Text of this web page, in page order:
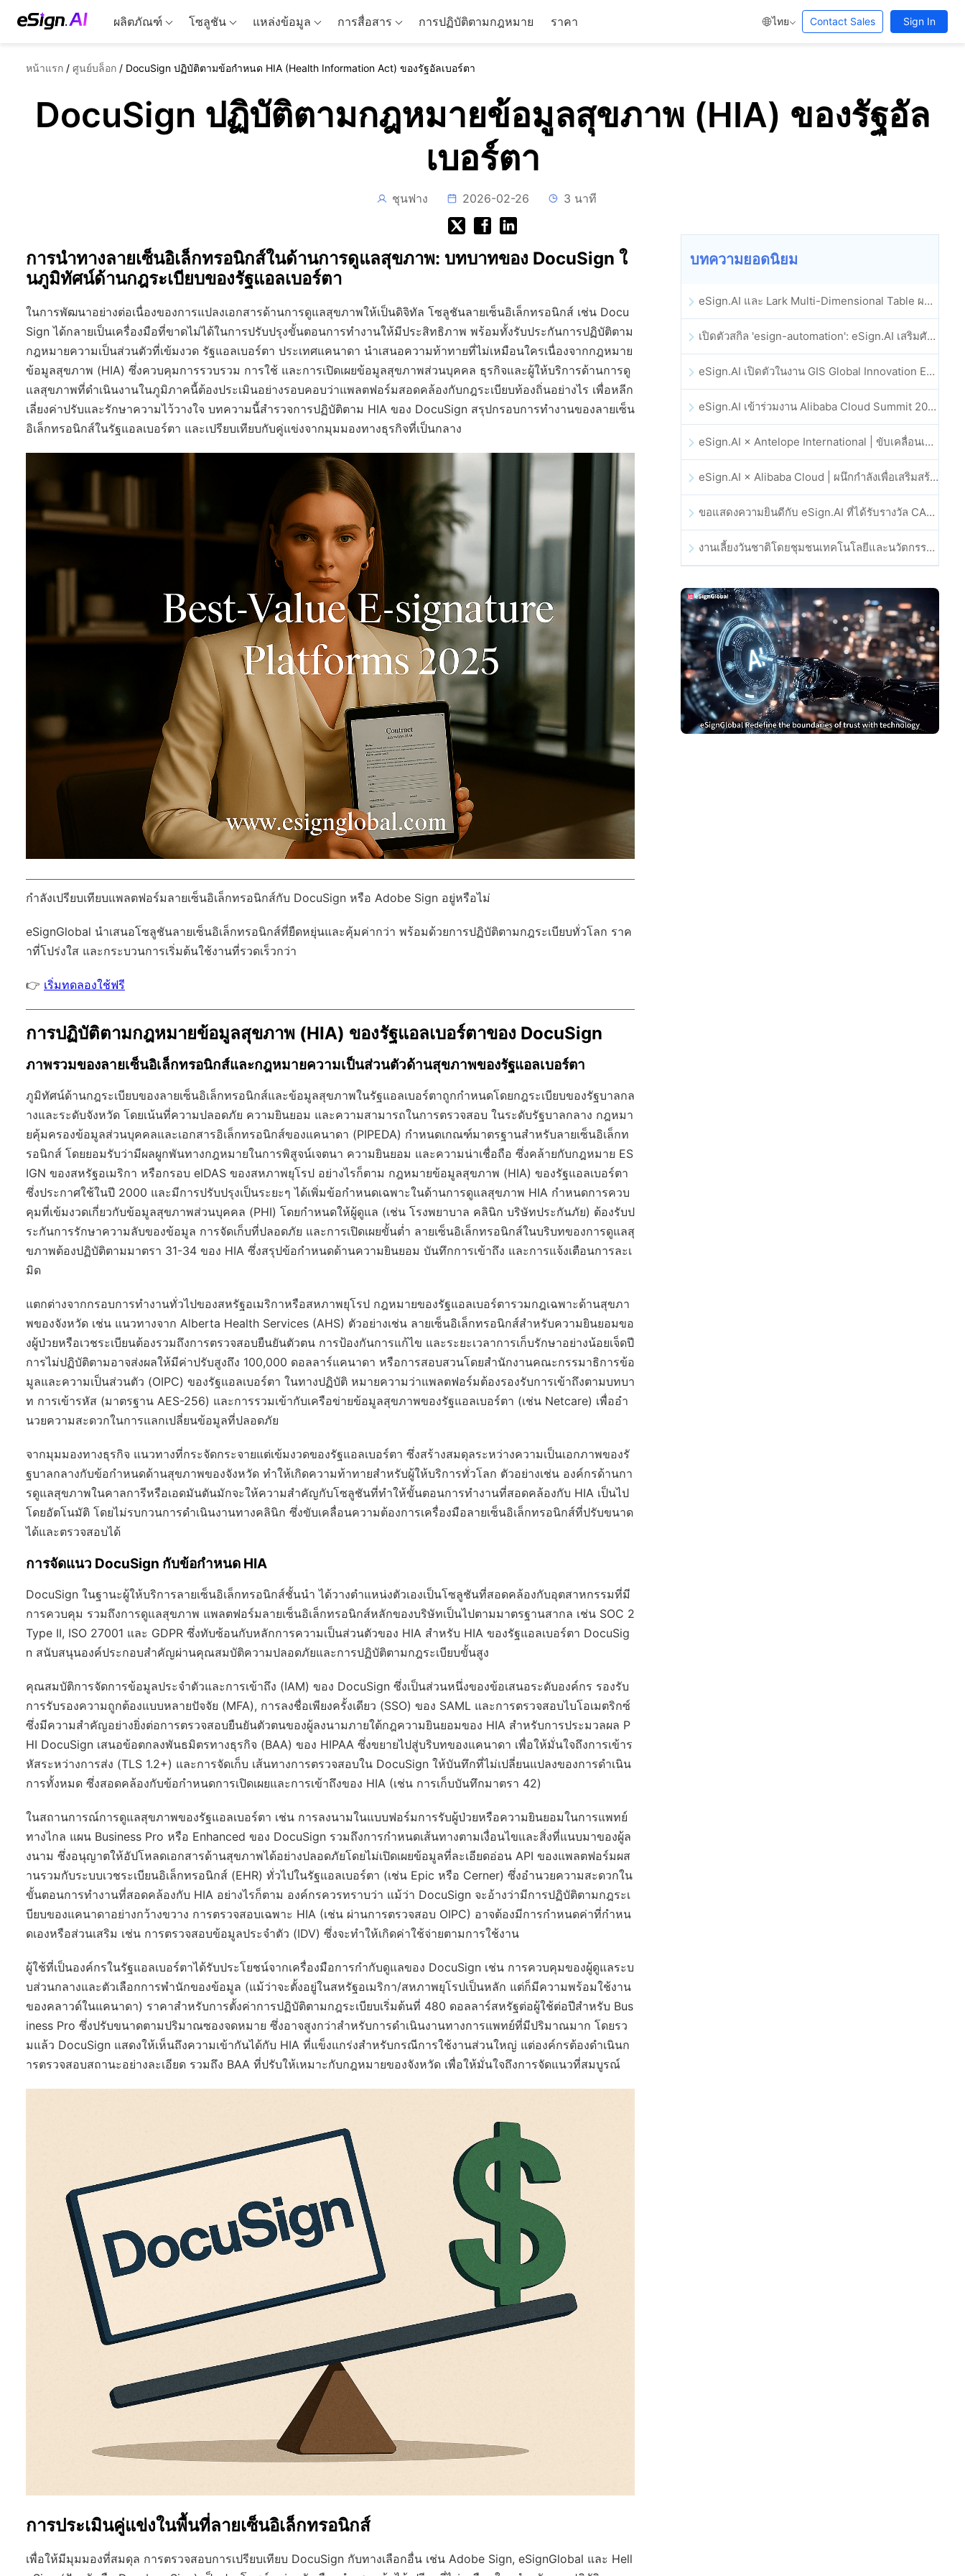
ผลิตภัณฑ์ โซลูชัน แหล่งข้อมูล การสื่อสาร การปฏิบัติตามกฎหมาย ราคา ไทย Contact Sales Sign In
หน้าแรก / ศูนย์บล็อก / DocuSign ปฏิบัติตามข้อกำหนด HIA (Health Information Act) ของรัฐอัลเบอร์ตา
DocuSign ปฏิบัติตามกฎหมายข้อมูลสุขภาพ (HIA) ของรัฐอัล
เบอร์ตา
ชุนฟาง 2026-02-26 3 นาที
การนำทางลายเซ็นอิเล็กทรอนิกส์ในด้านการดูแลสุขภาพ: บทบาทของ DocuSign ใ
นภูมิทัศน์ด้านกฎระเบียบของรัฐแอลเบอร์ตา
ในการพัฒนาอย่างต่อเนื่องของการแปลงเอกสารด้านการดูแลสุขภาพให้เป็นดิจิทัล โซลูชันลายเซ็นอิเล็กทรอนิกส์ เช่น Docu
Sign ได้กลายเป็นเครื่องมือที่ขาดไม่ได้ในการปรับปรุงขั้นตอนการทำงานให้มีประสิทธิภาพ พร้อมทั้งรับประกันการปฏิบัติตาม
กฎหมายความเป็นส่วนตัวที่เข้มงวด รัฐแอลเบอร์ตา ประเทศแคนาดา นำเสนอความท้าทายที่ไม่เหมือนใครเนื่องจากกฎหมาย
ข้อมูลสุขภาพ (HIA) ซึ่งควบคุมการรวบรวม การใช้ และการเปิดเผยข้อมูลสุขภาพส่วนบุคคล ธุรกิจและผู้ให้บริการด้านการดู
แลสุขภาพที่ดำเนินงานในภูมิภาคนี้ต้องประเมินอย่างรอบคอบว่าแพลตฟอร์มสอดคล้องกับกฎระเบียบท้องถิ่นอย่างไร เพื่อหลีก
เลี่ยงค่าปรับและรักษาความไว้วางใจ บทความนี้สำรวจการปฏิบัติตาม HIA ของ DocuSign สรุปกรอบการทำงานของลายเซ็น
อิเล็กทรอนิกส์ในรัฐแอลเบอร์ตา และเปรียบเทียบกับคู่แข่งจากมุมมองทางธุรกิจที่เป็นกลาง
กำลังเปรียบเทียบแพลตฟอร์มลายเซ็นอิเล็กทรอนิกส์กับ DocuSign หรือ Adobe Sign อยู่หรือไม่
eSignGlobal นำเสนอโซลูชันลายเซ็นอิเล็กทรอนิกส์ที่ยืดหยุ่นและคุ้มค่ากว่า พร้อมด้วยการปฏิบัติตามกฎระเบียบทั่วโลก ราค
าที่โปร่งใส และกระบวนการเริ่มต้นใช้งานที่รวดเร็วกว่า
👉 เริ่มทดลองใช้ฟรี
การปฏิบัติตามกฎหมายข้อมูลสุขภาพ (HIA) ของรัฐแอลเบอร์ตาของ DocuSign
ภาพรวมของลายเซ็นอิเล็กทรอนิกส์และกฎหมายความเป็นส่วนตัวด้านสุขภาพของรัฐแอลเบอร์ตา
ภูมิทัศน์ด้านกฎระเบียบของลายเซ็นอิเล็กทรอนิกส์และข้อมูลสุขภาพในรัฐแอลเบอร์ตาถูกกำหนดโดยกฎระเบียบของรัฐบาลกล
างและระดับจังหวัด โดยเน้นที่ความปลอดภัย ความยินยอม และความสามารถในการตรวจสอบ ในระดับรัฐบาลกลาง กฎหมา
ยคุ้มครองข้อมูลส่วนบุคคลและเอกสารอิเล็กทรอนิกส์ของแคนาดา (PIPEDA) กำหนดเกณฑ์มาตรฐานสำหรับลายเซ็นอิเล็กท
รอนิกส์ โดยยอมรับว่ามีผลผูกพันทางกฎหมายในการพิสูจน์เจตนา ความยินยอม และความน่าเชื่อถือ ซึ่งคล้ายกับกฎหมาย ES
IGN ของสหรัฐอเมริกา หรือกรอบ eIDAS ของสหภาพยุโรป อย่างไรก็ตาม กฎหมายข้อมูลสุขภาพ (HIA) ของรัฐแอลเบอร์ตา
ซึ่งประกาศใช้ในปี 2000 และมีการปรับปรุงเป็นระยะๆ ได้เพิ่มข้อกำหนดเฉพาะในด้านการดูแลสุขภาพ HIA กำหนดการควบ
คุมที่เข้มงวดเกี่ยวกับข้อมูลสุขภาพส่วนบุคคล (PHI) โดยกำหนดให้ผู้ดูแล (เช่น โรงพยาบาล คลินิก บริษัทประกันภัย) ต้องรับป
ระกันการรักษาความลับของข้อมูล การจัดเก็บที่ปลอดภัย และการเปิดเผยขั้นต่ำ ลายเซ็นอิเล็กทรอนิกส์ในบริบทของการดูแลสุ
ขภาพต้องปฏิบัติตามมาตรา 31-34 ของ HIA ซึ่งสรุปข้อกำหนดด้านความยินยอม บันทึกการเข้าถึง และการแจ้งเตือนการละเ
มิด
แตกต่างจากกรอบการทำงานทั่วไปของสหรัฐอเมริกาหรือสหภาพยุโรป กฎหมายของรัฐแอลเบอร์ตารวมกฎเฉพาะด้านสุขภา
พของจังหวัด เช่น แนวทางจาก Alberta Health Services (AHS) ตัวอย่างเช่น ลายเซ็นอิเล็กทรอนิกส์สำหรับความยินยอมขอ
งผู้ป่วยหรือเวชระเบียนต้องรวมถึงการตรวจสอบยืนยันตัวตน การป้องกันการแก้ไข และระยะเวลาการเก็บรักษาอย่างน้อยเจ็ดปี
การไม่ปฏิบัติตามอาจส่งผลให้มีค่าปรับสูงถึง 100,000 ดอลลาร์แคนาดา หรือการสอบสวนโดยสำนักงานคณะกรรมาธิการข้อ
มูลและความเป็นส่วนตัว (OIPC) ของรัฐแอลเบอร์ตา ในทางปฏิบัติ หมายความว่าแพลตฟอร์มต้องรองรับการเข้าถึงตามบทบา
ท การเข้ารหัส (มาตรฐาน AES-256) และการรวมเข้ากับเครือข่ายข้อมูลสุขภาพของรัฐแอลเบอร์ตา (เช่น Netcare) เพื่ออำ
นวยความสะดวกในการแลกเปลี่ยนข้อมูลที่ปลอดภัย
จากมุมมองทางธุรกิจ แนวทางที่กระจัดกระจายแต่เข้มงวดของรัฐแอลเบอร์ตา ซึ่งสร้างสมดุลระหว่างความเป็นเอกภาพของรั
ฐบาลกลางกับข้อกำหนดด้านสุขภาพของจังหวัด ทำให้เกิดความท้าทายสำหรับผู้ให้บริการทั่วโลก ตัวอย่างเช่น องค์กรด้านกา
รดูแลสุขภาพในคาลการีหรือเอดมันตันมักจะให้ความสำคัญกับโซลูชันที่ทำให้ขั้นตอนการทำงานที่สอดคล้องกับ HIA เป็นไป
โดยอัตโนมัติ โดยไม่รบกวนการดำเนินงานทางคลินิก ซึ่งขับเคลื่อนความต้องการเครื่องมือลายเซ็นอิเล็กทรอนิกส์ที่ปรับขนาด
ได้และตรวจสอบได้
การจัดแนว DocuSign กับข้อกำหนด HIA
DocuSign ในฐานะผู้ให้บริการลายเซ็นอิเล็กทรอนิกส์ชั้นนำ ได้วางตำแหน่งตัวเองเป็นโซลูชันที่สอดคล้องกับอุตสาหกรรมที่มี
การควบคุม รวมถึงการดูแลสุขภาพ แพลตฟอร์มลายเซ็นอิเล็กทรอนิกส์หลักของบริษัทเป็นไปตามมาตรฐานสากล เช่น SOC 2
Type II, ISO 27001 และ GDPR ซึ่งทับซ้อนกับหลักการความเป็นส่วนตัวของ HIA สำหรับ HIA ของรัฐแอลเบอร์ตา DocuSig
n สนับสนุนองค์ประกอบสำคัญผ่านคุณสมบัติความปลอดภัยและการปฏิบัติตามกฎระเบียบขั้นสูง
คุณสมบัติการจัดการข้อมูลประจำตัวและการเข้าถึง (IAM) ของ DocuSign ซึ่งเป็นส่วนหนึ่งของข้อเสนอระดับองค์กร รองรับ
การรับรองความถูกต้องแบบหลายปัจจัย (MFA), การลงชื่อเพียงครั้งเดียว (SSO) ของ SAML และการตรวจสอบไบโอเมตริกซ์
ซึ่งมีความสำคัญอย่างยิ่งต่อการตรวจสอบยืนยันตัวตนของผู้ลงนามภายใต้กฎความยินยอมของ HIA สำหรับการประมวลผล P
HI DocuSign เสนอข้อตกลงพันธมิตรทางธุรกิจ (BAA) ของ HIPAA ซึ่งขยายไปสู่บริบทของแคนาดา เพื่อให้มั่นใจถึงการเข้าร
หัสระหว่างการส่ง (TLS 1.2+) และการจัดเก็บ เส้นทางการตรวจสอบใน DocuSign ให้บันทึกที่ไม่เปลี่ยนแปลงของการดำเนิน
การทั้งหมด ซึ่งสอดคล้องกับข้อกำหนดการเปิดเผยและการเข้าถึงของ HIA (เช่น การเก็บบันทึกมาตรา 42)
ในสถานการณ์การดูแลสุขภาพของรัฐแอลเบอร์ตา เช่น การลงนามในแบบฟอร์มการรับผู้ป่วยหรือความยินยอมในการแพทย์
ทางไกล แผน Business Pro หรือ Enhanced ของ DocuSign รวมถึงการกำหนดเส้นทางตามเงื่อนไขและสิ่งที่แนบมาของผู้ล
งนาม ซึ่งอนุญาตให้อัปโหลดเอกสารด้านสุขภาพได้อย่างปลอดภัยโดยไม่เปิดเผยข้อมูลที่ละเอียดอ่อน API ของแพลตฟอร์มผส
านรวมกับระบบเวชระเบียนอิเล็กทรอนิกส์ (EHR) ทั่วไปในรัฐแอลเบอร์ตา (เช่น Epic หรือ Cerner) ซึ่งอำนวยความสะดวกใน
ขั้นตอนการทำงานที่สอดคล้องกับ HIA อย่างไรก็ตาม องค์กรควรทราบว่า แม้ว่า DocuSign จะอ้างว่ามีการปฏิบัติตามกฎระเ
บียบของแคนาดาอย่างกว้างขวาง การตรวจสอบเฉพาะ HIA (เช่น ผ่านการตรวจสอบ OIPC) อาจต้องมีการกำหนดค่าที่กำหน
ดเองหรือส่วนเสริม เช่น การตรวจสอบข้อมูลประจำตัว (IDV) ซึ่งจะทำให้เกิดค่าใช้จ่ายตามการใช้งาน
ผู้ใช้ที่เป็นองค์กรในรัฐแอลเบอร์ตาได้รับประโยชน์จากเครื่องมือการกำกับดูแลของ DocuSign เช่น การควบคุมของผู้ดูแลระบ
บส่วนกลางและตัวเลือกการพำนักของข้อมูล (แม้ว่าจะตั้งอยู่ในสหรัฐอเมริกา/สหภาพยุโรปเป็นหลัก แต่ก็มีความพร้อมใช้งาน
ของคลาวด์ในแคนาดา) ราคาสำหรับการตั้งค่าการปฏิบัติตามกฎระเบียบเริ่มต้นที่ 480 ดอลลาร์สหรัฐต่อผู้ใช้ต่อปีสำหรับ Bus
iness Pro ซึ่งปรับขนาดตามปริมาณซองจดหมาย ซึ่งอาจสูงกว่าสำหรับการดำเนินงานทางการแพทย์ที่มีปริมาณมาก โดยรว
มแล้ว DocuSign แสดงให้เห็นถึงความเข้ากันได้กับ HIA ที่แข็งแกร่งสำหรับกรณีการใช้งานส่วนใหญ่ แต่องค์กรต้องดำเนินก
ารตรวจสอบสถานะอย่างละเอียด รวมถึง BAA ที่ปรับให้เหมาะกับกฎหมายของจังหวัด เพื่อให้มั่นใจถึงการจัดแนวที่สมบูรณ์
การประเมินคู่แข่งในพื้นที่ลายเซ็นอิเล็กทรอนิกส์
เพื่อให้มีมุมมองที่สมดุล การตรวจสอบการเปรียบเทียบ DocuSign กับทางเลือกอื่น เช่น Adobe Sign, eSignGlobal และ Hell
บทความยอดนิยม
eSign.AI และ Lark Multi-Dimensional Table ผสานรวมกันอย่างเป็นทางการ: การลงนามและการเก็บถาวรสัญญาอิเล็กทรอนิกส์แบบอัตโนมัติเต็มรูปแบบ
เปิดตัวสกิล 'esign-automation': eSign.AI เสริมศักยภาพให้ OpenClaw ด้วยลายเซ็นอิเล็กทรอนิกส์อัตโนมัติ
eSign.AI เปิดตัวในงาน GIS Global Innovation Exhibition 2025
eSign.AI เข้าร่วมงาน Alibaba Cloud Summit 2025 ที่ฮ่องกง เพื่อขับเคลื่อนนวัตกรรมคลาวด์ที่ขับเคลื่อนด้วย AI และความเชื่อมั่นทางดิจิทัล
eSign.AI × Antelope International | ขับเคลื่อนเวิร์กโฟลดิจิทัลที่ปลอดภัยและขับเคลื่อนด้วย AI
eSign.AI × Alibaba Cloud | ผนึกกำลังเพื่อเสริมสร้างความเชื่อมั่นดิจิทัลระดับโลกสำหรับฟินเทค
ขอแสดงความยินดีกับ eSign.AI ที่ได้รับรางวัล CAHK STAR Award 2025
งานเลี้ยงวันชาติโดยชุมชนเทคโนโลยีและนวัตกรรมฮ่องกง